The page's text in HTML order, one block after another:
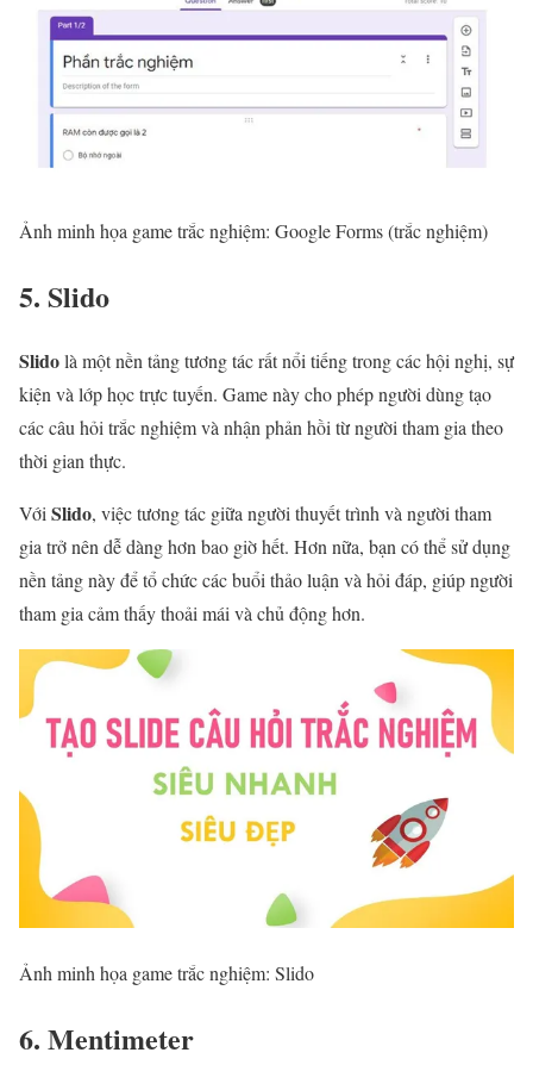
Ảnh minh họa game trắc nghiệm: Google Forms (trắc nghiệm)
5. Slido
Slidolà một nền tảng tương tác rất nổi tiếng trong các hội nghị, sự
kiện và lớp học trực tuyến. Game này cho phép người dùng tạo
các câu hỏi trắc nghiệm và nhận phản hồi từ người tham gia theo
thời gian thực.
VớiSlido, việc tương tác giữa người thuyết trình và người tham
gia trở nên dễ dàng hơn bao giờ hết. Hơn nữa, bạn có thể sử dụng
nền tảng này để tổ chức các buổi thảo luận và hỏi đáp, giúp người
tham gia cảm thấy thoải mái và chủ động hơn.
Ảnh minh họa game trắc nghiệm: Slido
6. Mentimeter